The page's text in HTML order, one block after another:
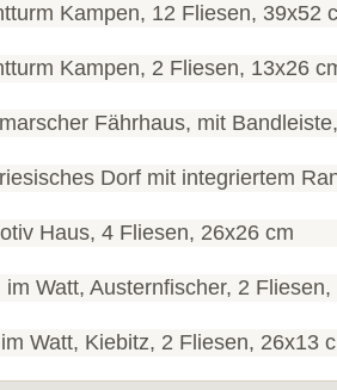
Kampen, 12 Fliesen, 39x52
Kampen, 2 Fliesen, 13x26
Fährhaus, mit
Dorf mit integriertem
Haus, 4 Fliesen, 26x26 cm
im Watt, Austernfischer, 2
Watt, Kiebitz, 2 Fliesen, 26x13